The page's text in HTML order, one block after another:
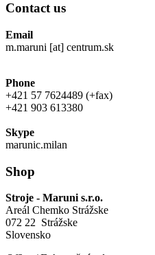
Contact us
Email
m.maruni [at] centrum.sk
Phone
+421 57 7624489 (+fax)
+421 903 613380
Skype
marunic.milan
Shop
Stroje - Maruni s.r.o.
Areál Chemko Strážske
072 22 Strážske
Slovensko